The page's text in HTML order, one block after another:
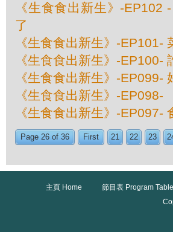
《生食食出新生》-
了
《生食食出新生》-EP101-
《生食食出新生》-EP100-
《生食食出新生》-EP099-
《生食食出新生》-EP098-
《生食食出新生》-EP097-
Page 26 of 36 First 21 22 23
主頁 Home 節目表 Program Table